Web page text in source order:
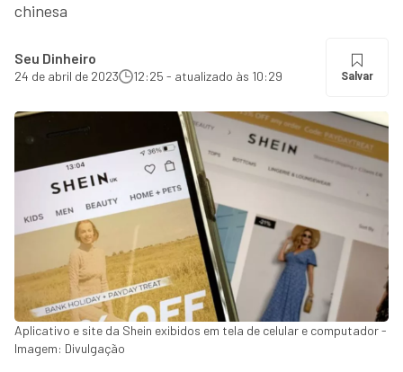
chinesa
Seu Dinheiro
24 de abril de 2023 12:25 - atualizado às 10:29 Salvar
Aplicativo e site da Shein exibidos em tela de celular e computador -
Imagem: Divulgação